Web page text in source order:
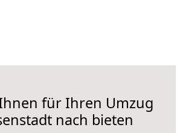
für Ihren Umzug
nach bieten